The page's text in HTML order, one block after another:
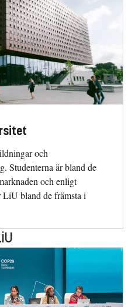
och
Studenterna är bland de
och enligt
LiU bland de främsta i